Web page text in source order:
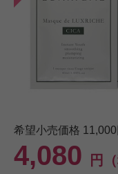
希望小売価格 11,000
4,080 円